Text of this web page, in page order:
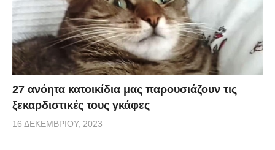
27 ανόητα κατοικίδια μας παρουσιάζουν τις
ξεκαρδιστικές τους γκάφες
16 ΔΕΚΕΜΒΡΊΟΥ, 2023